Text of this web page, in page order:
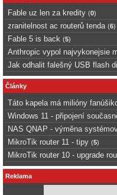
Fable uz len za kredity (0)
zranitelnost ac routerů tenda (6)
Fable 5 is back (5)
Anthropic vypol najvykonejsie
Jak odhalit falešný USB flash
Články
Táto kapela má milióny
Windows 11 - připojení
NAS QNAP - výměna
MikroTik router 11 - tipy (5)
MikroTik router 10 - upgrade
Reklama